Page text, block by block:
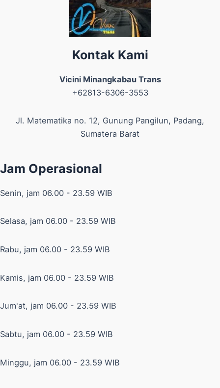
Kontak Kami
Vicini Minangkabau Trans
+62813-6306-3553
Jl. Matematika no. 12, Gunung Pangilun, Padang,
Sumatera Barat
Jam Operasional
Senin, jam 06.00 - 23.59 WIB
Selasa, jam 06.00 - 23.59 WIB
Rabu, jam 06.00 - 23.59 WIB
Kamis, jam 06.00 - 23.59 WIB
Jum'at, jam 06.00 - 23.59 WIB
Sabtu, jam 06.00 - 23.59 WIB
Minggu, jam 06.00 - 23.59 WIB